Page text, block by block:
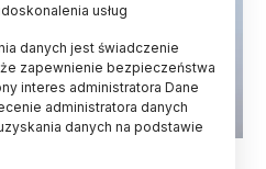
usług
danych jest świadczenie
zapewnienie bezpieczeństwa
interes administratora Dane
administratora danych
danych na podstawie